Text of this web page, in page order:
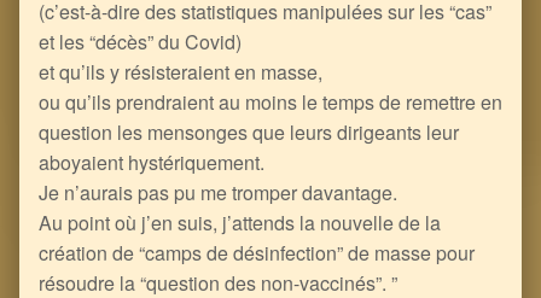
(c’est-à-dire des statistiques manipulées sur les “cas”
et les “décès” du Covid)
et qu’ils y résisteraient en masse,
ou qu’ils prendraient au moins le temps de remettre en
question les mensonges que leurs dirigeants leur
aboyaient hystériquement.
Je n’aurais pas pu me tromper davantage.
Au point où j’en suis, j’attends la nouvelle de la
création de “camps de désinfection” de masse pour
résoudre la “question des non-vaccinés”. ”